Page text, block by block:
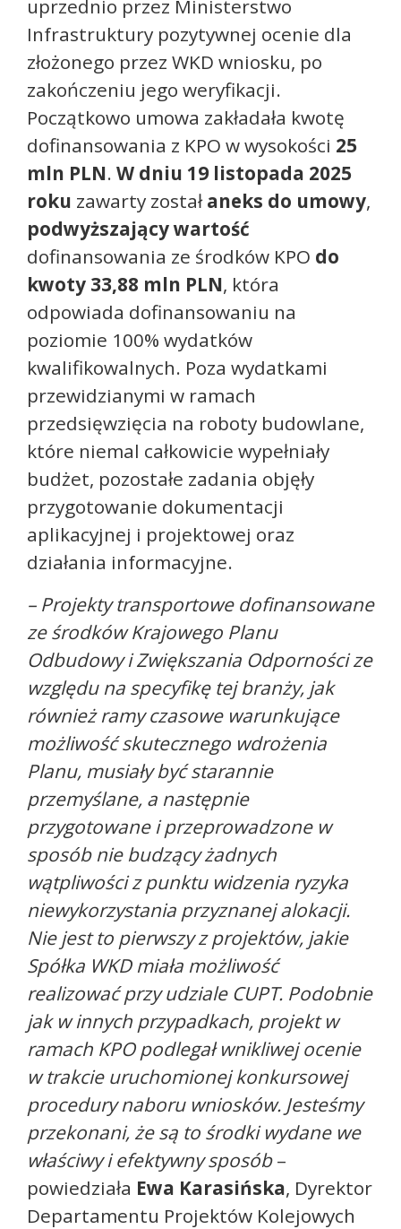
uprzednio przez Ministerstwo
Infrastruktury pozytywnej ocenie dla
złożonego przez WKD wniosku, po
zakończeniu jego weryfikacji.
Początkowo umowa zakładała kwotę
dofinansowania z KPO w wysokości 25
mln PLN. W dniu 19 listopada 2025
roku zawarty zostałaneks do umowy,
podwyższający wartość
dofinansowania ze środków KPO do
kwoty 33,88 mln PLN, która
odpowiada dofinansowaniu na
poziomie 100% wydatków
kwalifikowalnych. Poza wydatkami
przewidzianymi w ramach
przedsięwzięcia na roboty budowlane,
które niemal całkowicie wypełniały
budżet, pozostałe zadania objęły
przygotowanie dokumentacji
aplikacyjnej i projektowej oraz
działania informacyjne.
– Projekty transportowe dofinansowane
ze środków Krajowego Planu
Odbudowy i Zwiększania Odporności ze
względu na specyfikę tej branży, jak
również ramy czasowe warunkujące
możliwość skutecznego wdrożenia
Planu, musiały być starannie
przemyślane, a następnie
przygotowane i przeprowadzone w
sposób nie budzący żadnych
wątpliwości z punktu widzenia ryzyka
niewykorzystania przyznanej alokacji.
Nie jest to pierwszy z projektów, jakie
Spółka WKD miała możliwość
realizować przy udziale CUPT. Podobnie
jak w innych przypadkach, projekt w
ramach KPO podlegał wnikliwej ocenie
w trakcie uruchomionej konkursowej
procedury naboru wniosków. Jesteśmy
przekonani, że są to środki wydane we
właściwy i efektywny sposób–
powiedziała Ewa Karasińska, Dyrektor
Departamentu Projektów Kolejowych